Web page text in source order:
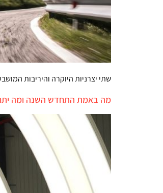
שתי יצרניות היוקרה והיריבות
מה באמת התחדש השנה ומה